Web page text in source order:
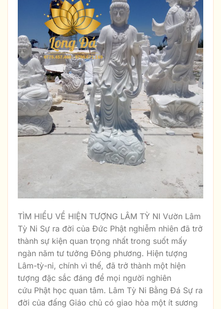
TÌM HIỂU VỀ HIỆN TƯỢNG LÂM TỲ NI Vườn Lâm
Tỳ Ni Sự ra đời của Đức Phật nghiễm nhiên đã trở
thành sự kiện quan trọng nhất trong suốt mấy
ngàn năm tư tưởng Đông phương. Hiện tượng
Lâm-tỳ-ni, chính vì thế, đã trở thành một hiện
tượng đặc sắc đáng để mọi người nghiên
cứu Phật học quan tâm. Lâm Tỳ Ni Bằng Đá Sự ra
đời của đấng Giáo chủ có giao hòa một ít sương